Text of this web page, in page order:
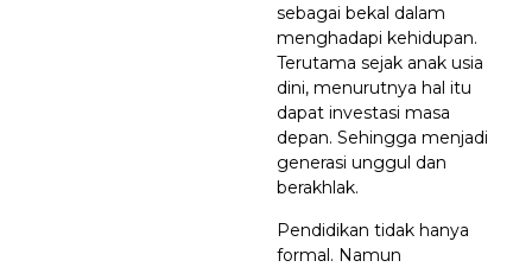
sebagai bekal dalam
menghadapi kehidupan.
Terutama sejak anak usia
dini, menurutnya hal itu
dapat investasi masa
depan. Sehingga menjadi
generasi unggul dan
berakhlak.
Pendidikan tidak hanya
formal. Namun